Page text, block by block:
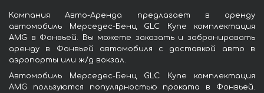
Компания Авто-Аренда предлагает в аренду
автомобиль Мерседес-Бенц GLC Купе комплектация
AMG в Фонвьей. Вы можете заказать и забронировать
аренду в Фонвьей автомобиля с доставкой авто в
аэропорты или ж/д вокзал.
Автомобиль Мерседес-Бенц GLC Купе комплектация
AMG пользуются популярностью проката в Фонвьей.